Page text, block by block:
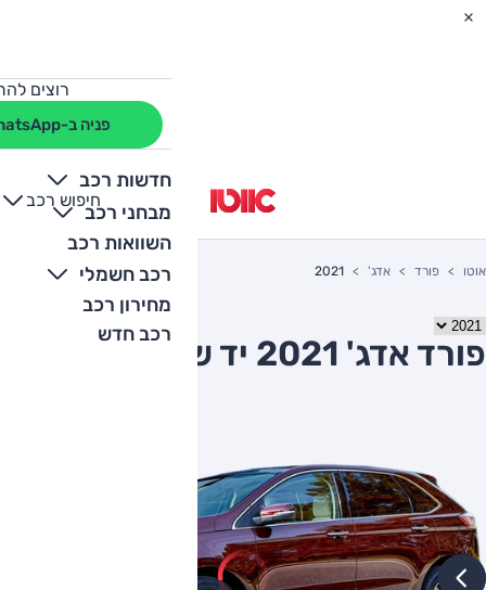
רוצים
פניה ב-WhatsApp
חדשות רכב
מבחני רכב
השוואות רכב
רכב חשמלי
מחירון רכב
רכב חדש
חיפוש רכב
+
-
אוטו פורד אדג' 2021
פורד אדג' 2021 יד שניה